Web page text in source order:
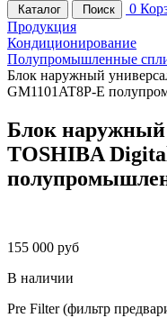
Каталог Поиск 0
Продукция
Кондиционирование
Полупромышленные
Блок наружный
GM1101AT8P-E
Блок
TOSHIBA
155 000 руб
В наличии
Pre Filter (фильтр